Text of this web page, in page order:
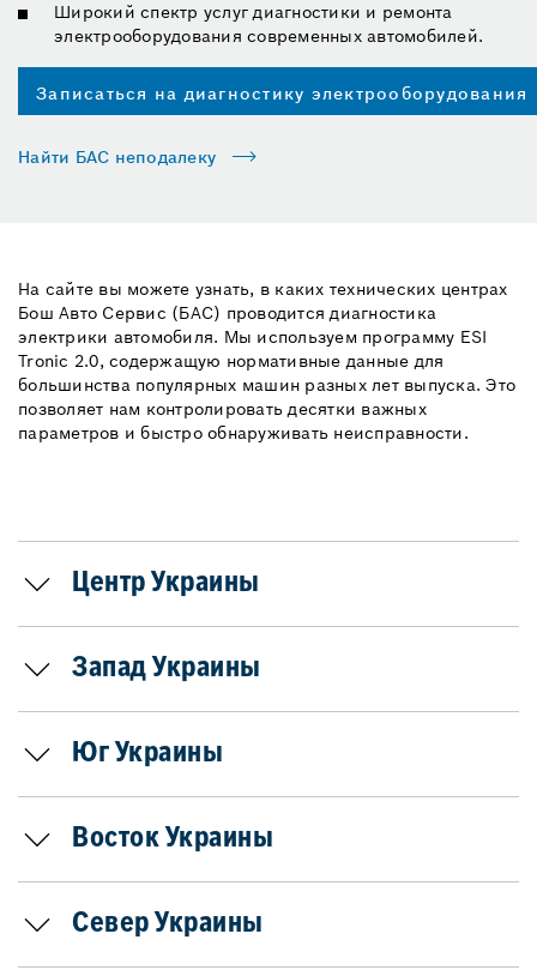
Широкий спектр услуг диагностики и ремонта
электрооборудования современных автомобилей.
Записаться на диагностику электрооборудования
Найти БАС неподалеку
На сайте вы можете узнать, в каких технических центрах
Бош Авто Сервис (БАС) проводится диагностика
электрики автомобиля. Мы используем программу ESI
Tronic 2.0, содержащую нормативные данные для
большинства популярных машин разных лет выпуска. Это
позволяет нам контролировать десятки важных
параметров и быстро обнаруживать неисправности.
Центр Украины
Запад Украины
Юг Украины
Восток Украины
Север Украины